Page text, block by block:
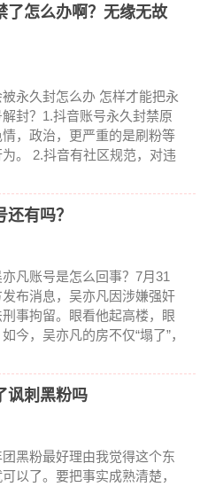
了怎么办啊？无缘无故
永久封怎么办 怎样才能把永
封？1.抖音账号永久封禁原
，政治，更严重的是刷粉等
。 2.抖音有社区规范，对违
有吗？
凡账号是怎么回事？7月31
发布消息，吴亦凡因涉嫌强奸
事拘留。眼看他起高楼，眼
今，吴亦凡的房不仅“塌了”，
讽刺黑粉吗
黑粉最好理由我觉得这个东
以了。要把事实成熟清楚，